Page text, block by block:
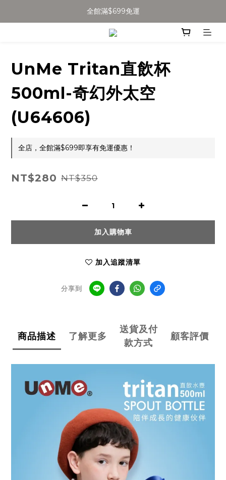
全館滿$699免運
加入會員得$100購物金👉
全館滿$699免運
UnMe Tritan直飲杯
500ml-奇幻外太空
(U64606)
全店，全館滿$699即享有免運優惠！
NT$280 NT$350
加入購物車
加入追蹤清單
分享到
商品描述 了解更多
送貨及付
款方式
顧客評價